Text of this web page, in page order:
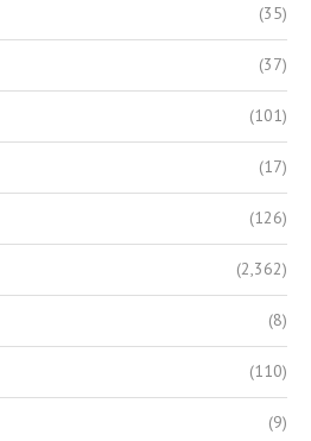
(35)
(37)
(101)
(17)
(126)
(2,362)
(8)
(110)
(9)